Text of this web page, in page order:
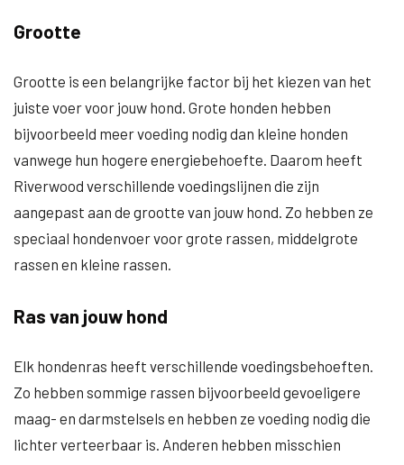
Grootte
Grootte is een belangrijke factor bij het kiezen van het
juiste voer voor jouw hond. Grote honden hebben
bijvoorbeeld meer voeding nodig dan kleine honden
vanwege hun hogere energiebehoefte. Daarom heeft
Riverwood verschillende voedingslijnen die zijn
aangepast aan de grootte van jouw hond. Zo hebben ze
speciaal hondenvoer voor grote rassen, middelgrote
rassen en kleine rassen.
Ras van jouw hond
Elk hondenras heeft verschillende voedingsbehoeften.
Zo hebben sommige rassen bijvoorbeeld gevoeligere
maag- en darmstelsels en hebben ze voeding nodig die
lichter verteerbaar is. Anderen hebben misschien